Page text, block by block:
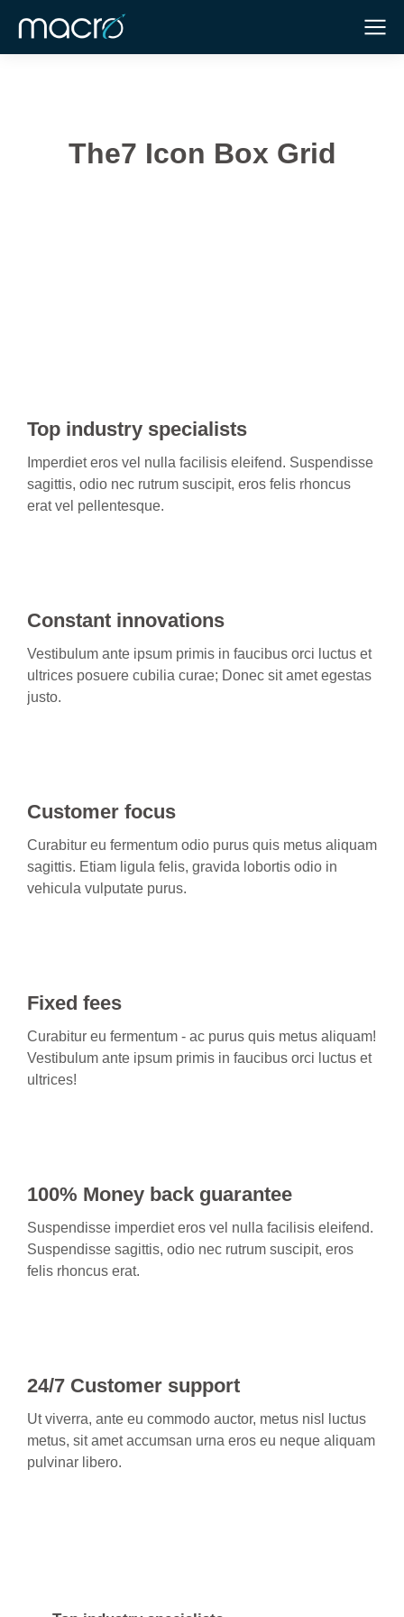
The7 Icon Box Grid
Top industry specialists
Imperdiet eros vel nulla facilisis eleifend. Suspendisse
sagittis, odio nec rutrum suscipit, eros felis rhoncus
erat vel pellentesque.
Constant innovations
Vestibulum ante ipsum primis in faucibus orci luctus et
ultrices posuere cubilia curae; Donec sit amet egestas
justo.
Customer focus
Curabitur eu fermentum odio purus quis metus aliquam
sagittis. Etiam ligula felis, gravida lobortis odio in
vehicula vulputate purus.
Fixed fees
Curabitur eu fermentum - ac purus quis metus aliquam!
Vestibulum ante ipsum primis in faucibus orci luctus et
ultrices!
100% Money back guarantee
Suspendisse imperdiet eros vel nulla facilisis eleifend.
Suspendisse sagittis, odio nec rutrum suscipit, eros
felis rhoncus erat.
24/7 Customer support
Ut viverra, ante eu commodo auctor, metus nisl luctus
metus, sit amet accumsan urna eros eu neque aliquam
pulvinar libero.